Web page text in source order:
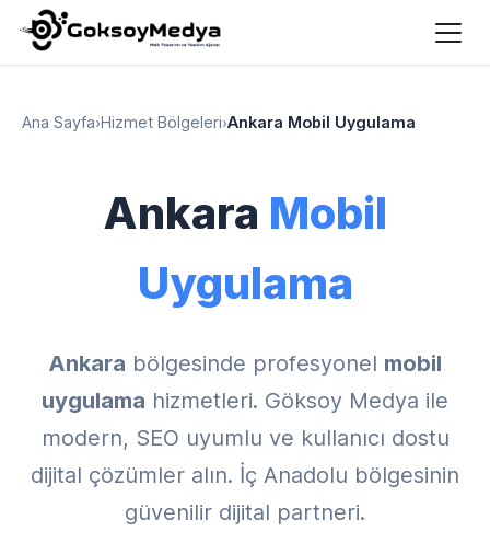
Ana Sayfa›Hizmet Bölgeleri›Ankara Mobil Uygulama
Ankara Mobil
Uygulama
Ankara bölgesinde profesyonel mobil
uygulama hizmetleri. Göksoy Medya ile
modern, SEO uyumlu ve kullanıcı dostu
dijital çözümler alın. İç Anadolu bölgesinin
güvenilir dijital partneri.